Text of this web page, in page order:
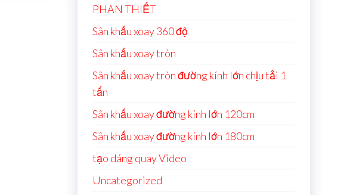
PHAN THIẾT
Sân khấu xoay 360 độ
Sân khấu xoay tròn
Sân khấu xoay tròn đường kính lớn chịu tải 1
tấn
Sân khấu xoay đường kính lớn 120cm
Sân khấu xoay đường kính lớn 180cm
tạo dáng quay Video
Uncategorized